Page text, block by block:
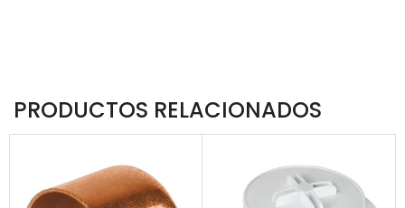
PRODUCTOS RELACIONADOS